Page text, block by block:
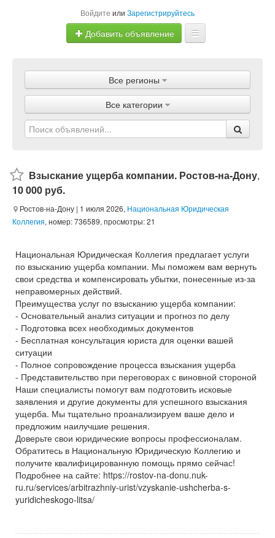
Войдите или Зарегистрируйтесь
Добавить объявление
Объявления
Магазины
Услуги
Все регионы
Все категории
Взыскание ущерба компании. Ростов-на-Дону,
10 000 руб.
Ростов-на-Дону | 1 июля 2026, Национальная Юридическая
Коллегия, номер: 736589, просмотры: 21
Национальная Юридическая Коллегия предлагает услуги
по взысканию ущерба компании. Мы поможем вам вернуть
свои средства и компенсировать убытки, понесенные из-за
неправомерных действий.
Преимущества услуг по взысканию ущерба компании:
- Основательный анализ ситуации и прогноз по делу
- Подготовка всех необходимых документов
- Бесплатная консультация юриста для оценки вашей
ситуации
- Полное сопровождение процесса взыскания ущерба
- Представительство при переговорах с виновной стороной
Наши специалисты помогут вам подготовить исковые
заявления и другие документы для успешного взыскания
ущерба. Мы тщательно проанализируем ваше дело и
предложим наилучшие решения.
Доверьте свои юридические вопросы профессионалам.
Обратитесь в Национальную Юридическую Коллегию и
получите квалифицированную помощь прямо сейчас!
Подробнее на сайте: https://rostov-na-donu.nuk-
ru.ru/services/arbitrazhniy-urist/vzyskanie-ushcherba-s-
yuridicheskogo-litsa/